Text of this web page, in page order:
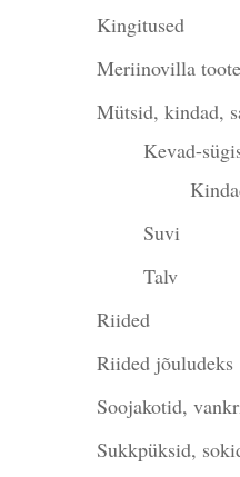
Kingitused
Meriinovilla
Mütsid, kindad,
Kevad-
Suvi
Talv
Riided
Riided jõuludeks
Soojakotid,
Sukkpüksid,